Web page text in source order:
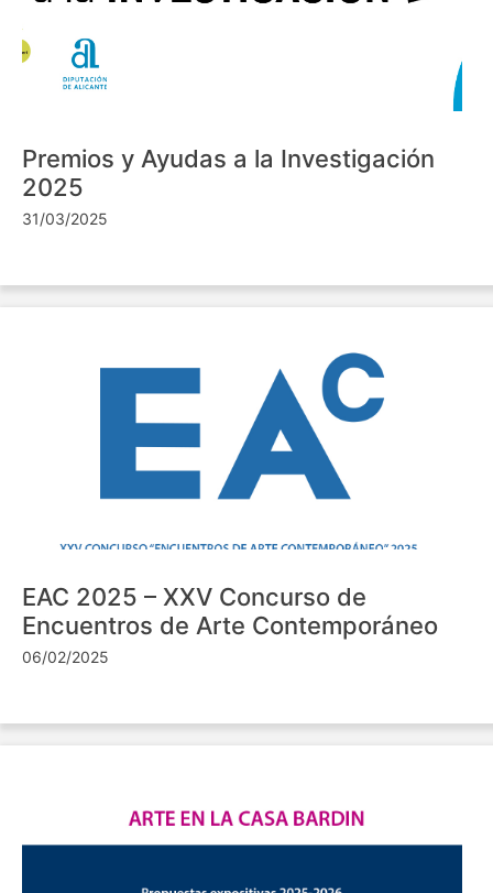
Premios y Ayudas a la Investigación
2025
31/03/2025
EAC 2025 – XXV Concurso de
Encuentros de Arte Contemporáneo
06/02/2025